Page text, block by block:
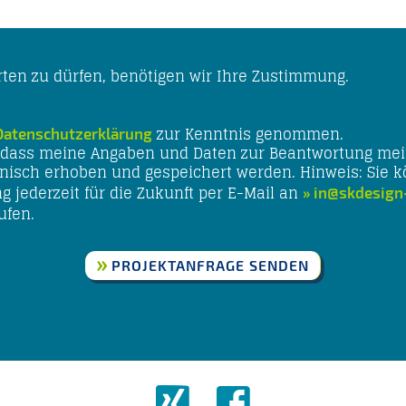
zu dürfen, benötigen wir Ihre Zustimmung.
zur Kenntnis genommen.
meine Angaben und Daten zur Beantwortung
erhoben und gespeichert werden. Hinweis: Sie
jederzeit für die Zukunft per E-Mail an
PROJEKTANFRAGE SENDEN